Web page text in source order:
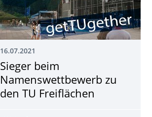
16.07.2021
Sieger beim
Namenswettbewerb zu
den TU Freiflächen